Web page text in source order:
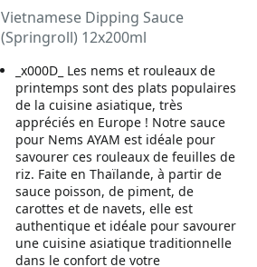
Vietnamese Dipping Sauce
(Springroll) 12x200ml
_x000D_ Les nems et rouleaux de
printemps sont des plats populaires
de la cuisine asiatique, très
appréciés en Europe ! Notre sauce
pour Nems AYAM est idéale pour
savourer ces rouleaux de feuilles de
riz. Faite en Thaïlande, à partir de
sauce poisson, de piment, de
carottes et de navets, elle est
authentique et idéale pour savourer
une cuisine asiatique traditionnelle
dans le confort de votre